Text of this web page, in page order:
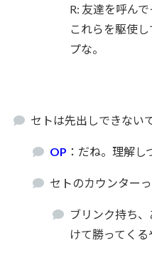
R: 友達を呼ん
これらを駆使
プな。
セトは先出しできない
OP ：だね。理解し
セトのカウンター
ブリンク持ち
けて勝ってくる